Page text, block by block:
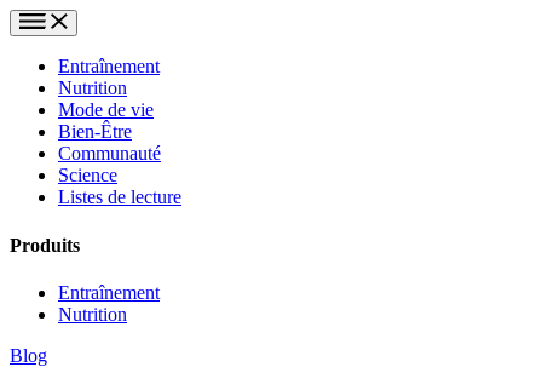
Entraînement
Nutrition
Mode de vie
Bien-Être
Communauté
Science
Listes de lecture
Produits
Entraînement
Nutrition
Blog